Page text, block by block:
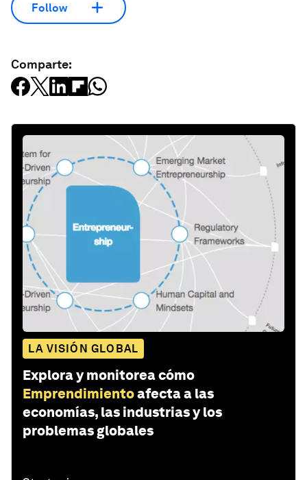
Follow
Comparte:
LA VISIÓN GLOBAL
Explora y monitorea cómo
Emprendimientoafecta a las
economías, las industrias y los
problemas globales